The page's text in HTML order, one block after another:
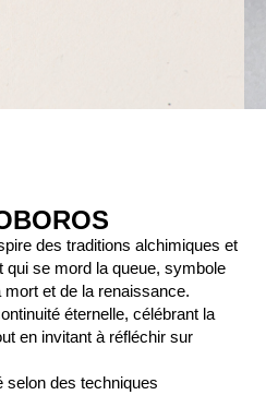
des traditions alchimiques et
se mord la queue, symbole
et de la renaissance.
éternelle, célébrant la
en invitant à réfléchir sur
selon des techniques